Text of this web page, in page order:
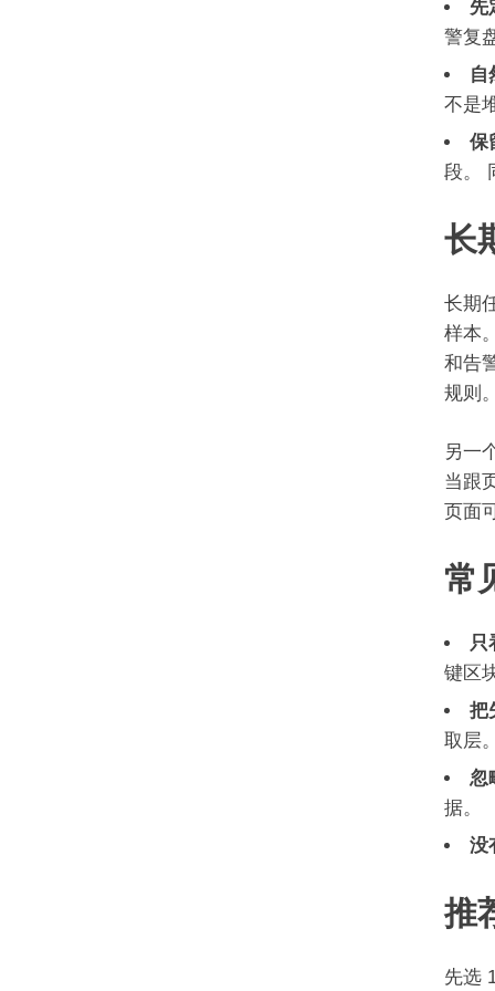
先
警复
自
不是
保
段。
长
长期
样本
和告
规则
另一
当跟
页面
常
只
键区
把
取层
忽
据。
没
推
先选